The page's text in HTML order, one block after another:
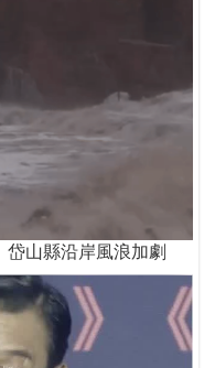
山縣沿岸風浪加劇